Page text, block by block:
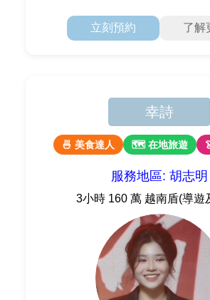
立刻預約 了解
幸詩
🍜 美食達人 🗺 在地旅遊
服務地區: 胡志明
3小時 160 萬 越南盾(導遊